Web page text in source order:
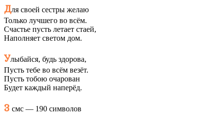
Для своей сестры желаю
Только лучшего во всём.
Счастье пусть летает стаей,
Наполняет светом дом.
Улыбайся, будь здорова,
Пусть тебе во всём везёт.
Пусть тобою очарован
Будет каждый наперёд.
3 смс — 190 символов